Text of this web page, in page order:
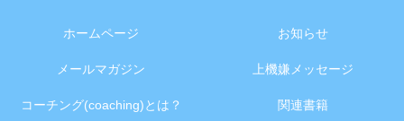
ホームページ お知らせ
メールマガジン 上機嫌メッセージ
コーチング(coaching)とは？ 関連書籍